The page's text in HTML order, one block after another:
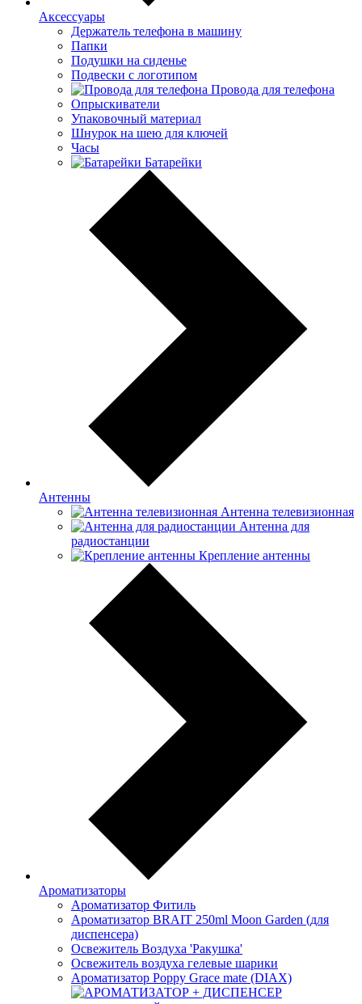
Аксессуары
Держатель телефона в машину
Папки
Подушки на сиденье
Подвески с логотипом
Провода для телефона
Опрыскиватели
Упаковочный материал
Шнурок на шею для ключей
Часы
Батарейки
Антенны
Антенна телевизионная
Антенна для
радиостанции
Крепление антенны
Ароматизаторы
Ароматизатор Фитиль
Ароматизатор BRAIT 250ml Moon Garden (для
диспенсера)
Освежитель Воздуха 'Ракушка'
Освежитель воздуха гелевые шарики
Ароматизатор Poppy Grace mate (DIAX)